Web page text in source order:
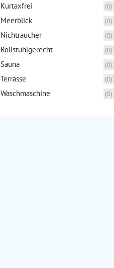
Kurtaxfrei (0)
Meerblick (0)
Nichtraucher (0)
Rollstuhlgerecht (0)
Sauna (0)
Terrasse (0)
Waschmaschine (0)